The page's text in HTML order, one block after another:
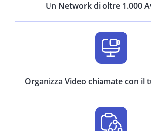
Un Network di oltre 1.000
Organizza Video chiamate con il